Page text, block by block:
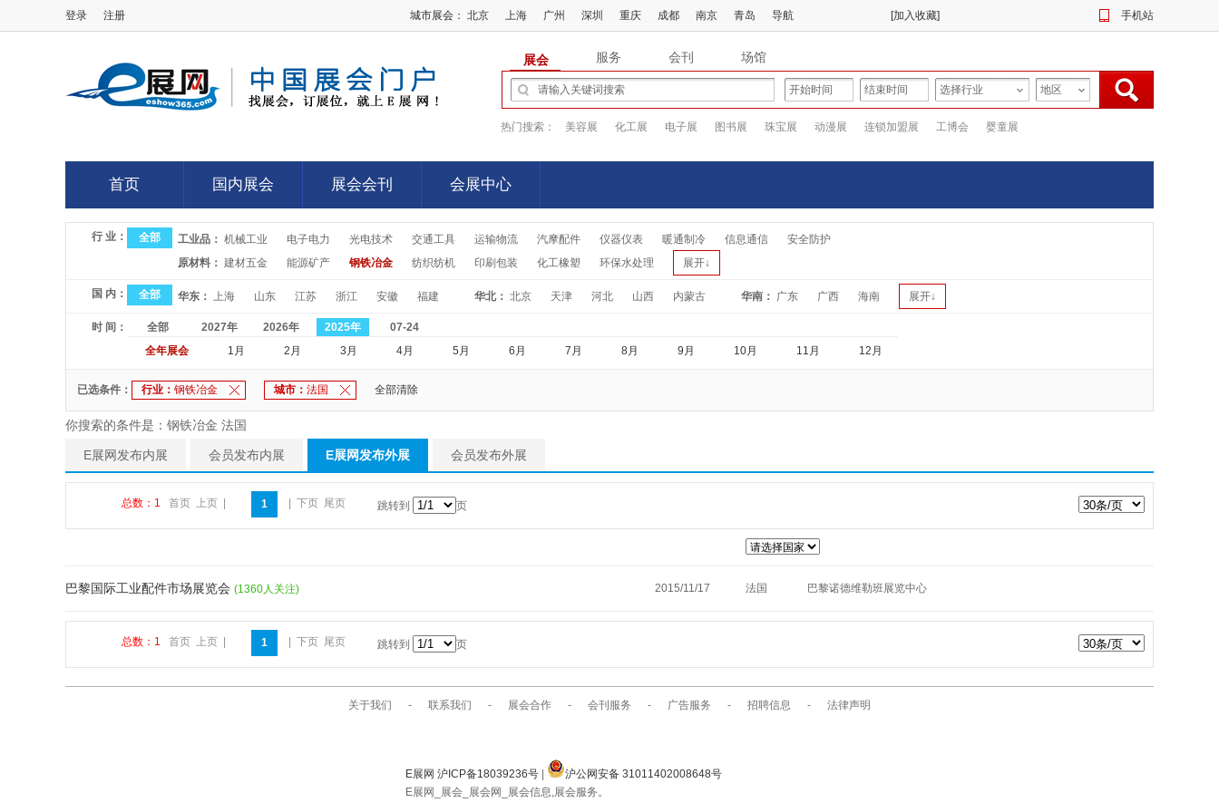
登录 注册 城市展会： 北京 上海 广州 深圳 重庆 成都 南京 青岛 导航 [加入收藏] 手机站
展会 服务 会刊 场馆
热门搜索： 美容展 化工展 电子展 图书展 珠宝展 动漫展 连锁加盟展 工博会 婴童展
首页
首页
国内展会
国内展会
展会会刊
展会会刊
会展中心
会展中心
行 业： 全部 工业品： 机械工业 电子电力 光电技术 交通工具 运输物流 汽摩配件 仪器仪表 暖通制冷 信息通信
安全防护
原材料： 建材五金 能源矿产 钢铁冶金 纺织纺机 印刷包装 化工橡塑 环保水处理 展开↓
国 内： 全部 华东： 上海 山东 江苏 浙江 安徽 福建 华北： 北京 天津 河北 山西 内蒙古 华南： 广东 广西 海南 展开↓
时 间： 全部 2027年 2026年 2025年
07-24
全年展会
1月 2月 3月 4月 5月 6月 7月 8月 9月 10月 11月 12月
已选条件： 行业： 钢铁冶金 城市： 法国 全部清除
你搜索的条件是：钢铁冶金 法国
E展网发布内展 会员发布内展 E展网发布外展 会员发布外展
总数：1 首页 上页 1 下页 尾页 跳转到 页
巴黎国际工业配件市场展览会 (1360人关注) 2015/11/17 法国 巴黎诺德维勒班展览中心
总数：1 首页 上页 1 下页 尾页 跳转到 页
关于我们 - 联系我们 - 展会合作 - 会刊服务 - 广告服务 - 招聘信息 - 法律声明
E展网 沪ICP备18039236号
沪公网安备 31011402008648号
E展网_展会_展会网_展会信息,展会服务。